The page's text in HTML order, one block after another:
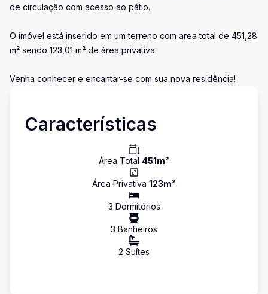
de circulação com acesso ao pátio.
O imóvel está inserido em um terreno com area total de 451,28
m² sendo 123,01 m² de área privativa.
Venha conhecer e encantar-se com sua nova residência!
Características
Área Total 451m²
Área Privativa 123m²
3 Dormitórios
3 Banheiros
2 Suítes